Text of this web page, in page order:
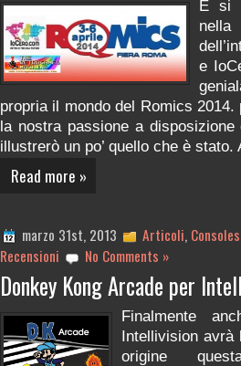
E si
e
propria il mondo del Romics
la nostra passione a
illustrerò un po’ quello che è
Read more »
marzo 31st, 2013 Articoli, Consoles
Recensioni
No Comments »
Donkey Kong Arcade per
Finalmente
Intellivision avrà
origine